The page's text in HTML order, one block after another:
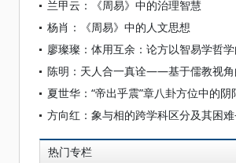
兰甲云：《周易》中的治理智慧
杨肖：《周易》中的人文思想
热门专栏